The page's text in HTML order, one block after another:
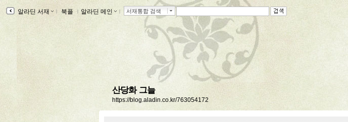
알라딘 서재 ｌ 북플 ｌ 알라딘 메인 ｌ 서재통합 검색
산당화 그늘
https://blog.aladin.co.kr/763054172